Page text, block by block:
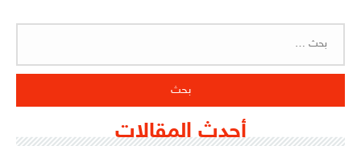
أحدث المقالات